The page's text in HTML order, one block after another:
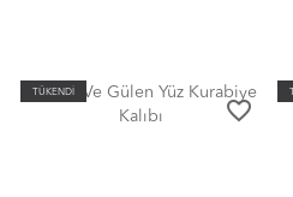
TÜKENDİ
favorite_border